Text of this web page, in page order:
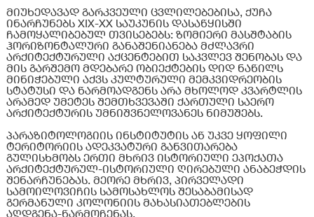
მიუხედავად გარკვეული ცვლილებებისა, ქუჩა
ინარჩუნებს XIX-XX საუკუნის დასაწყისში
ჩამოყალიბებულ თვისებებს: ზომიერი მასშტაბის
ჰორიზონტალური განაშენიანება მძლავრი
არქიტექტურული აქცენტებით საკვლევ შენობას და
მის გარშემო მდებარე ობიექტების დიდ ნაწილს
მინიჭებული აქვს კულტურული მემკვიდრეობის
სტატუსი და წარმოადგენს არა მხოლოდ კვარტლის
არამედ უმეტეს შემთხვევაში ქართული საერო
არქიტექტურის უმნიშვნელოვანეს ნიმუშებს.
პარაზიტოლოგიის ინსტიტუტის აწ უკვე ყოფილი
ტერიტორიის ადეკვატური განვითარება
გულისხმობს ერთი მხრივ ისტორიული ეპოქათა
არქიტექტურულ-ისტორიული ღირებული ანაბეჭდის
შენარჩუნებას. მეორე მხრივ, პირველადი
სამოილოვიჩის სამოსახლოს შესაბამისად
გერმანული კოლონიის მახასიათებლების
აღდგენა-წარმოჩენას.